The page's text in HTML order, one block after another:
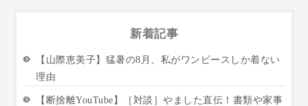
新着記事
【山際恵美子】猛暑の8月、私がワンピースしか着ない
理由
【断捨離YouTube】［対談］やました直伝！書類や家事